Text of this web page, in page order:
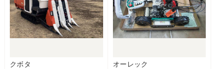
クボタ
オーレック